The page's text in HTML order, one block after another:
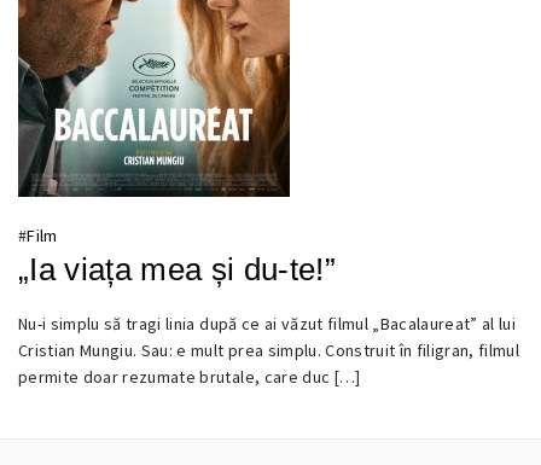
#Film
„Ia viața mea și du-te!”
15
NOIEMBRIE
Nu-i simplu să tragi linia după ce ai văzut filmul „Bacalaureat” al lui
Cristian Mungiu. Sau: e mult prea simplu. Construit în filigran, filmul
permite doar rezumate brutale, care duc […]